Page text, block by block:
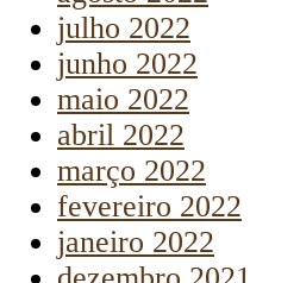
julho 2022
junho 2022
maio 2022
abril 2022
março 2022
fevereiro 2022
janeiro 2022